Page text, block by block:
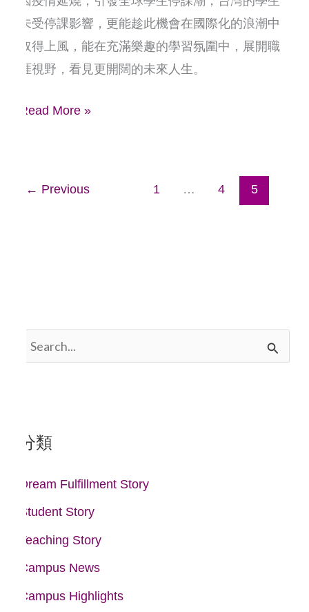
未受停課影響，更能趁此機會在國際化的浪潮中
取得上風，能在充滿樂趣的學習氛圍中，展開職
涯視野，看見更開闊的未來人生。
競
爭
力
Read More »
← Previous 1 … 4 5
搜
字
分類
Dream Fulfillment Story
Student Story
Teaching Story
Campus News
Campus Highlights